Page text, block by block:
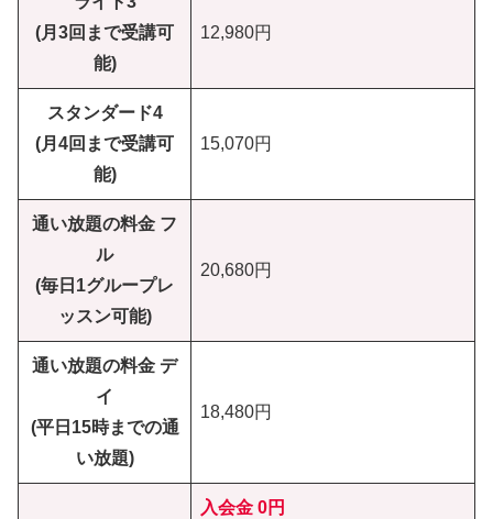
(月3回まで受講可
能)
12,980円
スタンダード4
(月4回まで受講可
能)
15,070円
通い放題の料金 フ
ル
(毎日1グループレ
ッスン可能)
20,680円
通い放題の料金 デ
イ
(平日15時までの通
い放題)
18,480円
入会金 0円